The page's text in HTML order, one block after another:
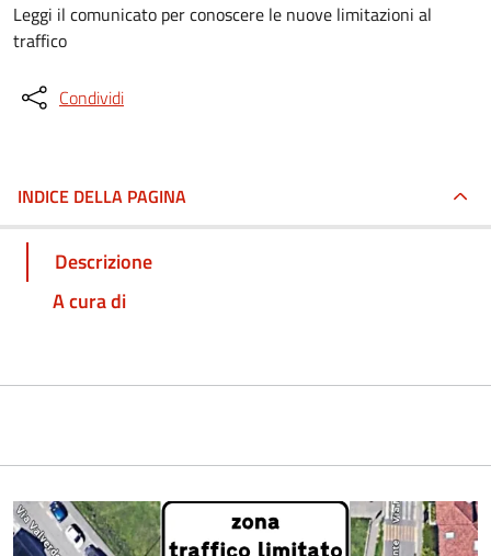
Leggi il comunicato per conoscere le nuove limitazioni al
traffico
Condividi
INDICE DELLA PAGINA
Descrizione
A cura di